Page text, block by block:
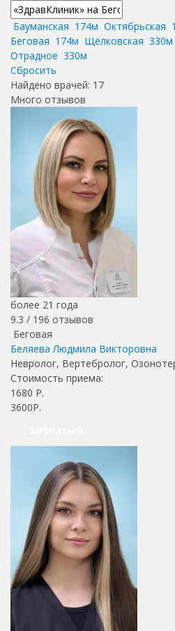
Бауманская 174м Октябрьская
Беговая 174м Щёлковская 330м
Отрадное 330м
Сбросить
Найдено врачей: 17
Много отзывов
более 21 года
9.3 / 196 отзывов
Беговая
Беляева Людмила Викторовна
Невролог, Вертебролог,
Стоимость приема:
1680 Р.
3600Р.